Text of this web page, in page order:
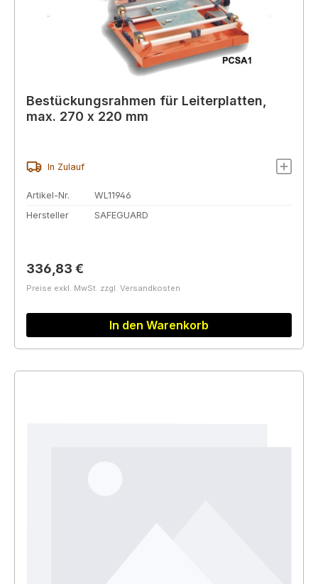
Bestückungsrahmen für Leiterplatten,
max. 270 x 220 mm
In Zulauf
Artikel-Nr.
WL11946
Hersteller
SAFEGUARD
Regulärer Preis:
336,83 €
Preise exkl. MwSt. zzgl. Versandkosten
In den Warenkorb